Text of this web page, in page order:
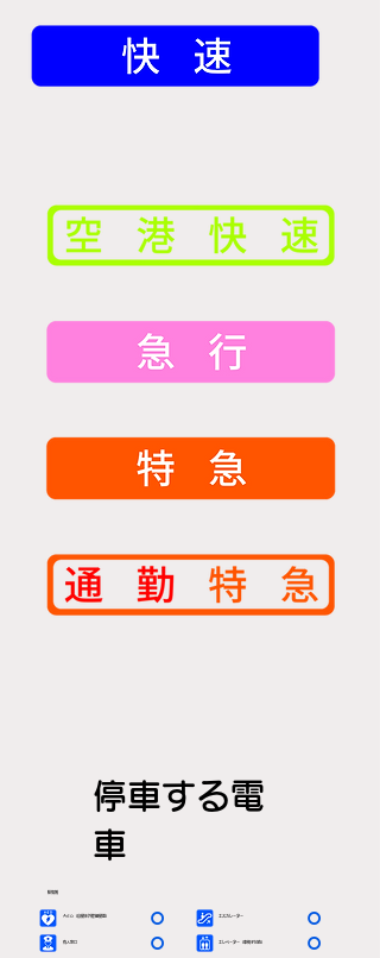
停車する電
車
駅情報
ＡＥＤ（自動体外除細動器）
有人窓口
エスカレーター
エレベーター（車椅子対応）
〇
〇
〇
〇